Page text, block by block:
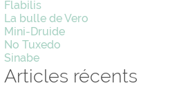
Flabilis
La bulle de Vero
Mini-Druide
No Tuxedo
Sinabe
Articles récents